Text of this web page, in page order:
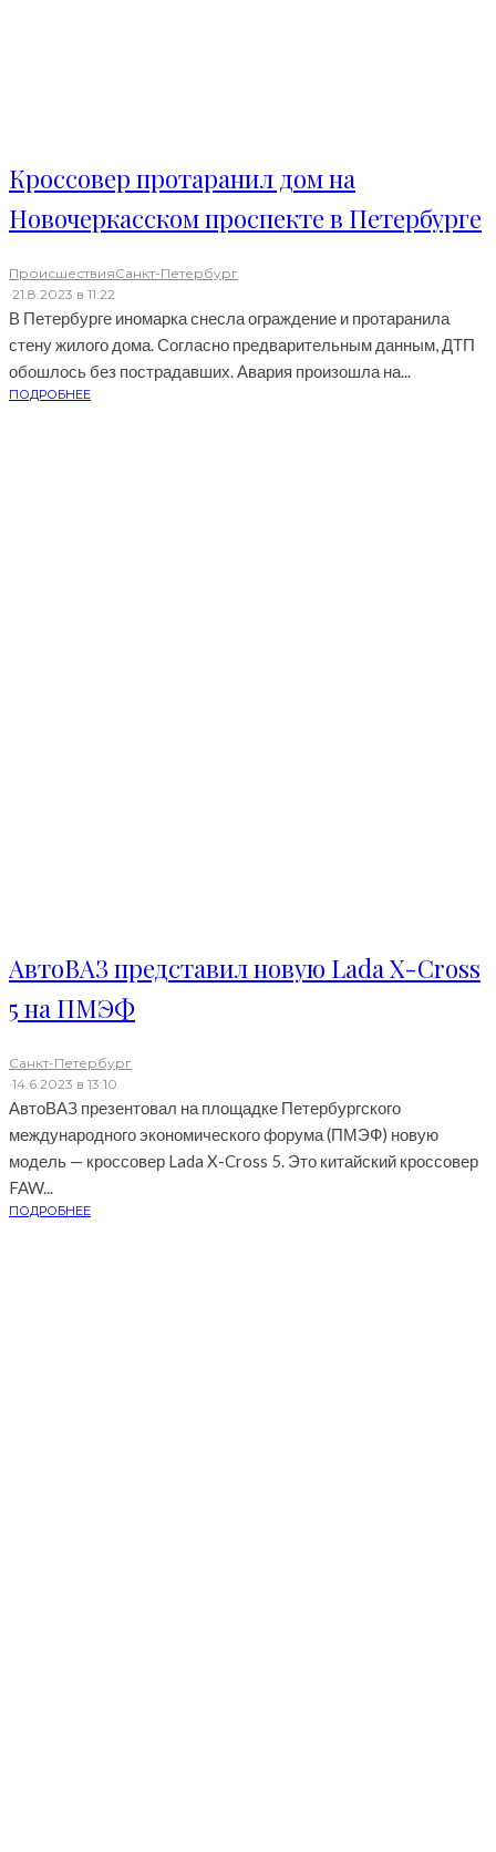
Кроссовер протаранил дом на
Новочеркасском проспекте в Петербурге
ПроисшествияСанкт-Петербург
·21.8.2023 в 11:22
В Петербурге иномарка снесла ограждение и протаранила
стену жилого дома. Согласно предварительным данным, ДТП
обошлось без пострадавших. Авария произошла на...
ПОДРОБНЕЕ
АвтоВАЗ представил новую Lada X-Cross
5 на ПМЭФ
Санкт-Петербург
·14.6.2023 в 13:10
АвтоВАЗ презентовал на площадке Петербургского
международного экономического форума (ПМЭФ) новую
модель — кроссовер Lada X-Cross 5. Это китайский кроссовер
FAW...
ПОДРОБНЕЕ